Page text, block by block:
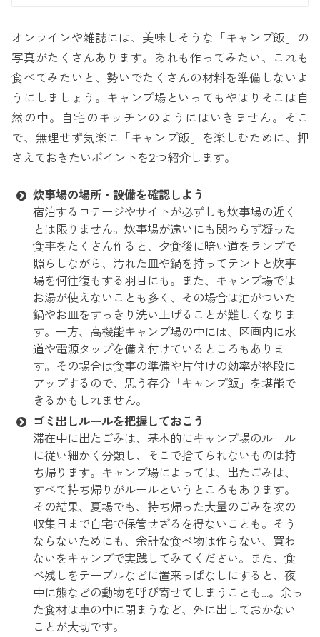
オンラインや雑誌には、美味しそうな「キャンプ飯」の
写真がたくさんあります。あれも作ってみたい、これも
食べてみたいと、勢いでたくさんの材料を準備しないよ
うにしましょう。キャンプ場といってもやはりそこは自
然の中。自宅のキッチンのようにはいきません。そこ
で、無理せず気楽に「キャンプ飯」を楽しむために、押
さえておきたいポイントを2つ紹介します。
炊事場の場所・設備を確認しよう
宿泊するコテージやサイトが必ずしも炊事場の近く
とは限りません。炊事場が遠いにも関わらず凝った
食事をたくさん作ると、夕食後に暗い道をランプで
照らしながら、汚れた皿や鍋を持ってテントと炊事
場を何往復もする羽目にも。また、キャンプ場では
お湯が使えないことも多く、その場合は油がついた
鍋やお皿をすっきり洗い上げることが難しくなりま
す。一方、高機能キャンプ場の中には、区画内に水
道や電源タップを備え付けているところもありま
す。その場合は食事の準備や片付けの効率が格段に
アップするので、思う存分「キャンプ飯」を堪能で
きるかもしれません。
ゴミ出しルールを把握しておこう
滞在中に出たごみは、基本的にキャンプ場のルール
に従い細かく分類し、そこで捨てられないものは持
ち帰ります。キャンプ場によっては、出たごみは、
すべて持ち帰りがルールというところもあります。
その結果、夏場でも、持ち帰った大量のごみを次の
収集日まで自宅で保管せざるを得ないことも。そう
ならないためにも、余計な食べ物は作らない、買わ
ないをキャンプで実践してみてください。また、食
べ残しをテーブルなどに置来っぱなしにすると、夜
中に熊などの動物を呼び寄せてしまうことも…。余っ
た食材は車の中に閉まうなど、外に出しておかない
ことが大切です。